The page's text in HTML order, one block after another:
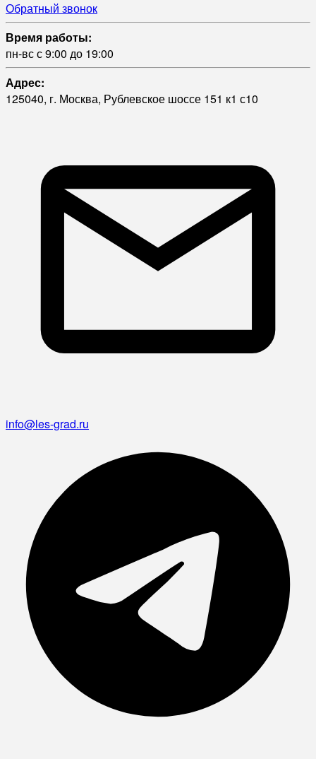
Обратный звонок
Время работы:
пн-вс с 9:00 до 19:00
Адрес:
125040, г. Москва, Рублевское шоссе 151 к1 с10
info@les-grad.ru